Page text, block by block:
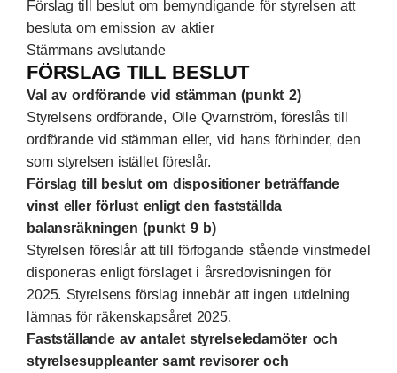
Förslag till beslut om bemyndigande för styrelsen att
besluta om emission av aktier
Stämmans avslutande
FÖRSLAG TILL BESLUT
Val av ordförande vid stämman (punkt 2)
Styrelsens ordförande, Olle Qvarnström, föreslås till
ordförande vid stämman eller, vid hans förhinder, den
som styrelsen istället föreslår.
Förslag till beslut om dispositioner beträffande
vinst eller förlust enligt den fastställda
balansräkningen (punkt 9 b)
Styrelsen föreslår att till förfogande stående vinstmedel
disponeras enligt förslaget i årsredovisningen för
2025. Styrelsens förslag innebär att ingen utdelning
lämnas för räkenskapsåret 2025.
Fastställande av antalet styrelseledamöter och
styrelsesuppleanter samt revisorer och